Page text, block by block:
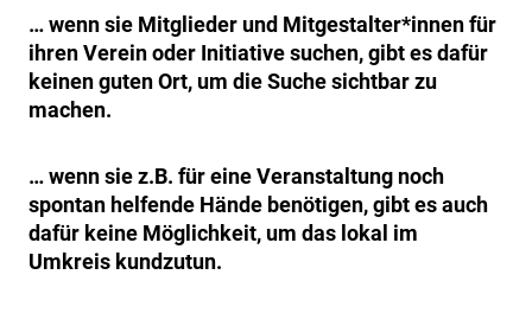
… wenn sie Mitglieder und Mitgestalter*innen für
ihren Verein oder Initiative suchen, gibt es dafür
keinen guten Ort, um die Suche sichtbar zu
machen.
… wenn sie z.B. für eine Veranstaltung noch
spontan helfende Hände benötigen, gibt es auch
dafür keine Möglichkeit, um das lokal im
Umkreis kundzutun.